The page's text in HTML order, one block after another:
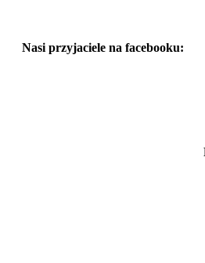
Nasi przyjaciele na facebooku: